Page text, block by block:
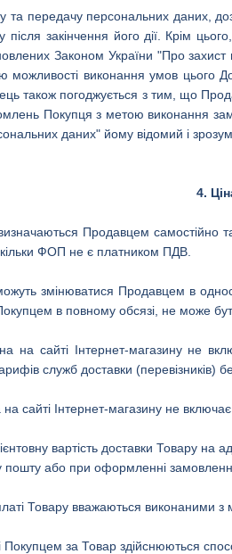
та передачу персональних даних,
закінчення його дії.
Крім
Законом України "Про
виконання умов цього
також погоджується з тим, що
Покупця з метою виконання
даних" йому відомий і
4.
Продавцем самостійно
ФОП не є платником ПДВ.
змінюватися Продавцем в
в повному обсязі, не може
на сайті Інтернет-магазину не
служб доставки (перевізників)
сайті Інтернет-магазину не
вартість доставки Товару
пошту або при оформленні
Товару вважаються виконаними
за Товар здійснюються